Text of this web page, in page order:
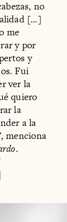
no
[…]
me
y por
y
Fui
ver la
quiero
la
a la
menciona
.